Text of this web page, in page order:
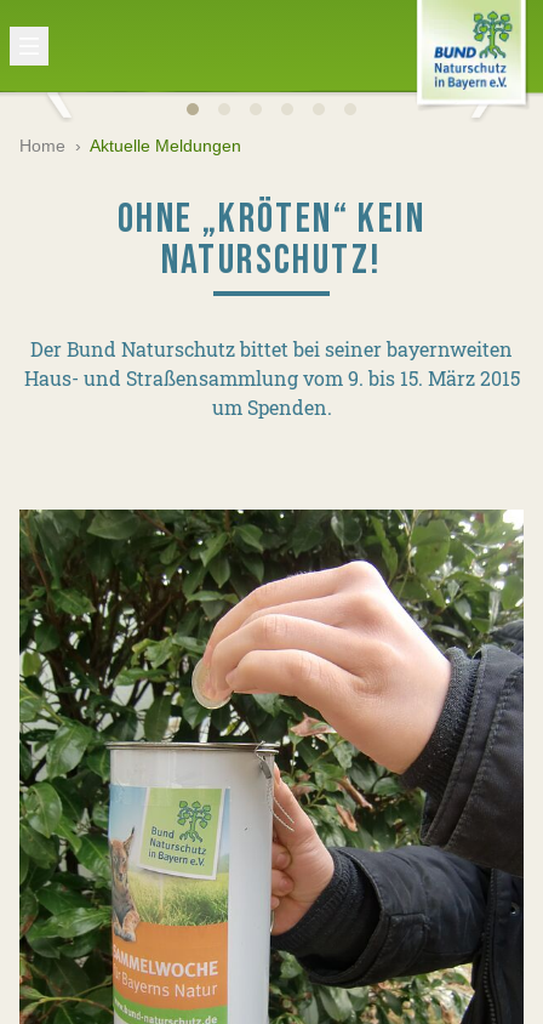
Home › Aktuelle Meldungen
OHNE „KRÖTEN“ KEIN
NATURSCHUTZ!
Der Bund Naturschutz bittet bei seiner bayernweiten
Haus- und Straßensammlung vom 9. bis 15. März 2015
um Spenden.